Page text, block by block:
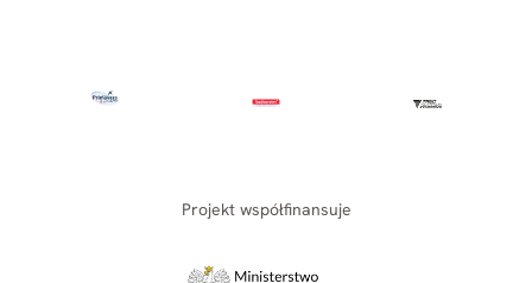
Projekt współfinansuje